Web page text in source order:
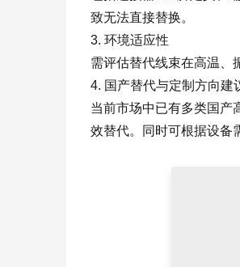
致无法直接替换。
3. 环境适应性
需评估替代线束在高温、
4. 国产替代与定制方向建
当前市场中已有多类国产
效替代。同时可根据设备